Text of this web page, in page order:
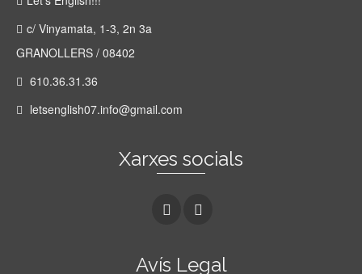
c/ Vinyamata, 1-3, 2n 3a
GRANOLLERS / 08402
610.36.31.36
letsenglish07.info@gmail.com
Xarxes socials
Avís Legal